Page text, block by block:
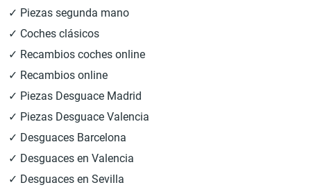
✓ Piezas segunda mano
✓ Coches clásicos
✓ Recambios coches online
✓ Recambios online
✓ Piezas Desguace Madrid
✓ Piezas Desguace Valencia
✓ Desguaces Barcelona
✓ Desguaces en Valencia
✓ Desguaces en Sevilla